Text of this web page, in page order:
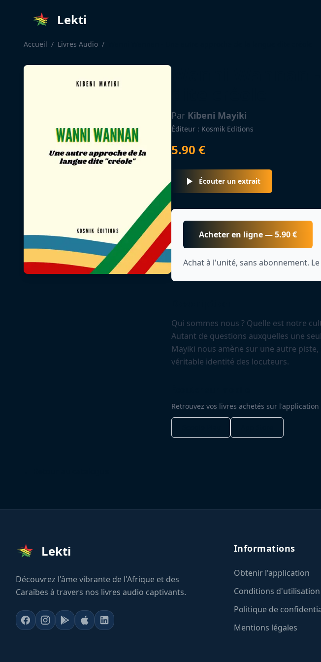
Lekti
Accueil / Livres Audio /
Par Kibeni Mayiki
Éditeur : Kosmik Editions
5.90 €
Écouter un extrait
Acheter en ligne —5.90€
Achat à l'unité, sans abonnement.
Qui sommes nous ? Quelle est notre
Autant de questions auxquelles une
Mayiki nous amène sur une autre
véritable identité des locuteurs.
Retrouvez vos livres achetés sur l'application
Lekti
Découvrez l'âme vibrante de l'Afrique et des
Caraïbes à travers nos livres audio captivants.
Informations
Obtenir l'application
Conditions d'utilisation
Politique de
Mentions légales